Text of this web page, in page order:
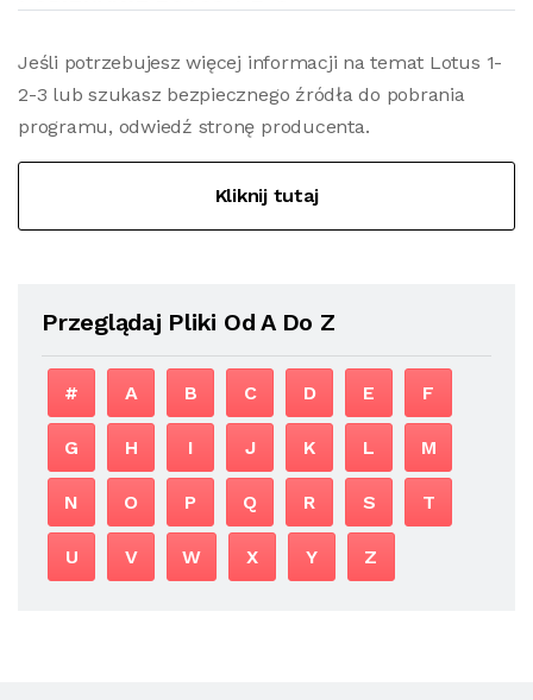
Jeśli potrzebujesz więcej informacji na temat Lotus 1-
2-3 lub szukasz bezpiecznego źródła do pobrania
programu, odwiedź stronę producenta.
Kliknij tutaj
Przeglądaj Pliki Od A Do Z
# A B C D E F
G H I J K L M
N O P Q R S T
U V W X Y Z